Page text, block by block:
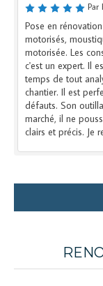
Par
Pose en
motorisés,
motorisée. Les
c'est un expert. Il
temps de tout
chantier. Il est
défauts. Son
marché, il ne
clairs et précis. Je